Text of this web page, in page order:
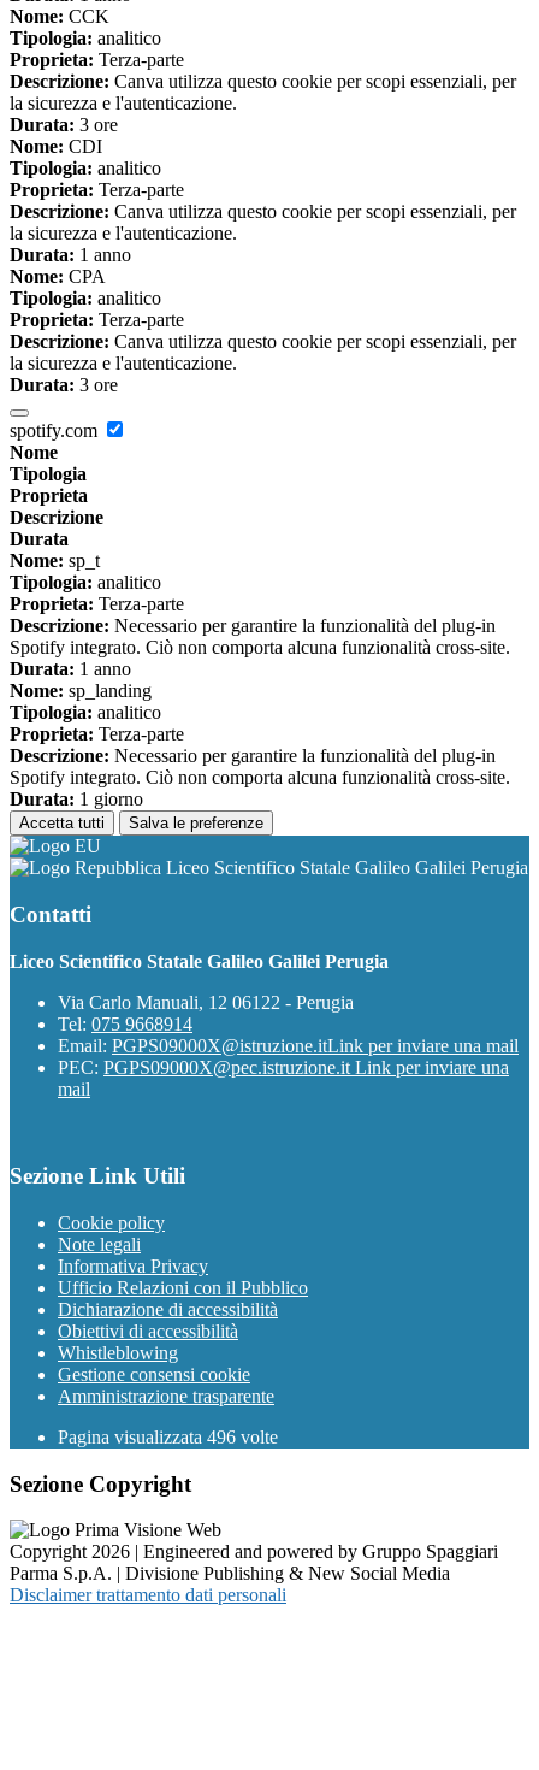
Nome: CCK
Tipologia: analitico
Proprieta: Terza-parte
Descrizione: Canva utilizza questo cookie per scopi essenziali, per
la sicurezza e l'autenticazione.
Durata: 3 ore
Nome: CDI
Tipologia: analitico
Proprieta: Terza-parte
Descrizione: Canva utilizza questo cookie per scopi essenziali, per
la sicurezza e l'autenticazione.
Durata: 1 anno
Nome: CPA
Tipologia: analitico
Proprieta: Terza-parte
Descrizione: Canva utilizza questo cookie per scopi essenziali, per
la sicurezza e l'autenticazione.
Durata: 3 ore
spotify.com
Nome
Tipologia
Proprieta
Descrizione
Durata
Nome: sp_t
Tipologia: analitico
Proprieta: Terza-parte
Descrizione: Necessario per garantire la funzionalità del plug-in
Spotify integrato. Ciò non comporta alcuna funzionalità cross-site.
Durata: 1 anno
Nome: sp_landing
Tipologia: analitico
Proprieta: Terza-parte
Descrizione: Necessario per garantire la funzionalità del plug-in
Spotify integrato. Ciò non comporta alcuna funzionalità cross-site.
Durata: 1 giorno
Accetta tutti Salva le preferenze
Liceo Scientifico Statale Galileo Galilei Perugia
Contatti
Liceo Scientifico Statale Galileo Galilei Perugia
Via Carlo Manuali, 12 06122 - Perugia
Tel: 075 9668914
Email: PGPS09000X@istruzione.itLink per inviare una mail
PEC: PGPS09000X@pec.istruzione.it Link per inviare una
mail
Sezione Link Utili
Cookie policy
Note legali
Informativa Privacy
Ufficio Relazioni con il Pubblico
Dichiarazione di accessibilità
Obiettivi di accessibilità
Whistleblowing
Gestione consensi cookie
Amministrazione trasparente
Pagina visualizzata 496 volte
Sezione Copyright
Copyright 2026 | Engineered and powered by Gruppo Spaggiari
Parma S.p.A. | Divisione Publishing & New Social Media
Disclaimer trattamento dati personali